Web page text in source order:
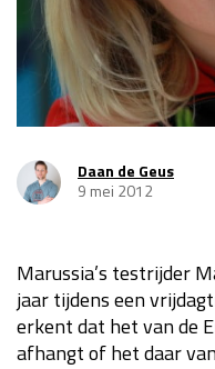
Race
GP VERENIGDE
GP SÃO PAULO 2026
Kwalificatie
Race
Daan de Geus
9 mei 2012
Marussia’s testrijder
jaar tijdens een
erkent dat het van de
afhangt of het daar